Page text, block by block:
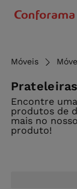
Móveis
Prateleiras
Encontre
produtos de
mais no
produto!